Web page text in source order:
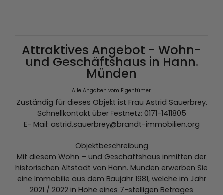
Attraktives Angebot - Wohn-
und Geschäftshaus in Hann.
Münden
Alle Angaben vom Eigentümer.
Zuständig für dieses Objekt ist Frau Astrid Sauerbrey.
Schnellkontakt über Festnetz: 0171-1411805
E- Mail: astrid.sauerbrey@brandt-immobilien.org
Objektbeschreibung
Mit diesem Wohn – und Geschäftshaus inmitten der
historischen Altstadt von Hann. Münden erwerben Sie
eine Immobilie aus dem Baujahr 1981, welche im Jahr
2021 / 2022 in Höhe eines 7-stelligen Betrages